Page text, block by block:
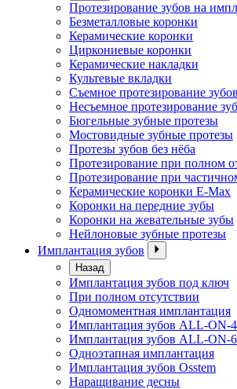
Протезирование зубов на
Безметалловые коронки
Керамические коронки
Циркониевые коронки
Керамические накладки
Культевые вкладки
Съемное протезирование зубов
Несъемное протезирование
Бюгельные зубные протезы
Мостовидные зубные протезы
Протезы зубов без нёба
Протезирование при полном
Протезирование при
Керамические коронки E-Max
Коронки на передние зубы
Коронки на жевательные зубы
Нейлоновые зубные протезы
Имплантация зубов
Назад
Имплантация зубов под ключ
При полном отсутствии
Одномоментная имплантация
Имплантация зубов ALL-ON-4
Имплантация зубов ALL-ON-6
Одноэтапная имплантация
Имплантация зубов Osstem
Наращивание десны